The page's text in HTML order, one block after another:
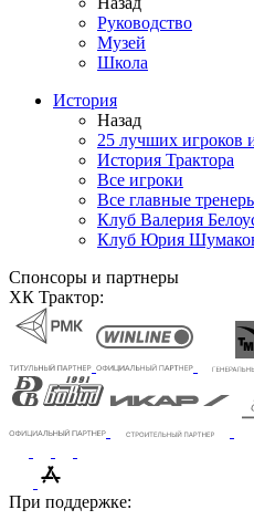
Руководство
Музей
Школа
История
Назад
25 лучших игроков
История Трактора
Все игроки
Все главные
Клуб Валерия
Клуб Юрия
Спонсоры и партнеры
ХК Трактор:
При поддержке: